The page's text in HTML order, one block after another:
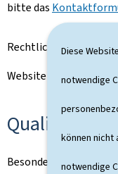
Diese
notwendige
können nicht
notwendige
bitte das
Rechtliche Hinweise
Website finden Sie auf
Qualität
Besonderes